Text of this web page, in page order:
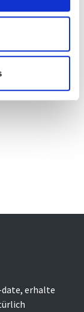
erhalte